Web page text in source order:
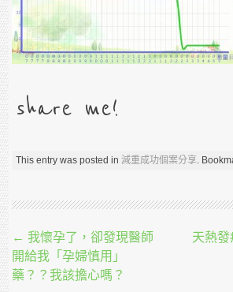
share me!
This entry was posted in 減重成功個案分享.
Post navigation
← 我懷孕了，卻發現醫師
開給我「孕婦慎用」
藥？？我該擔心嗎？
天熱